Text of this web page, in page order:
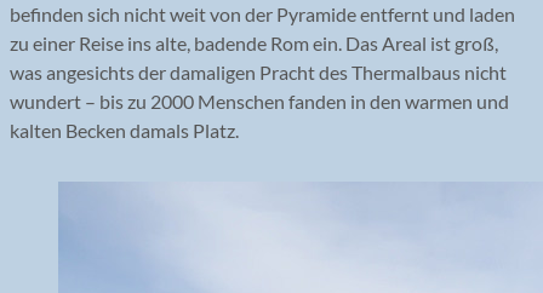
befinden sich nicht weit von der Pyramide entfernt und laden
zu einer Reise ins alte, badende Rom ein. Das Areal ist groß,
was angesichts der damaligen Pracht des Thermalbaus nicht
wundert – bis zu 2000 Menschen fanden in den warmen und
kalten Becken damals Platz.